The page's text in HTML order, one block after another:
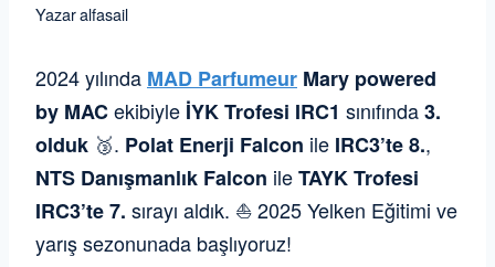
Yazaralfasail
2024 yılında MAD Parfumeur Mary powered
by MACekibiyle İYK Trofesi IRC1 sınıfında3.
olduk 🥉. Polat Enerji Falcon ile IRC3’te 8.,
NTS Danışmanlık Falcon ileTAYK Trofesi
IRC3’te 7. sırayı aldık. ⛵ 2025 Yelken Eğitimi ve
yarış sezonunada başlıyoruz!